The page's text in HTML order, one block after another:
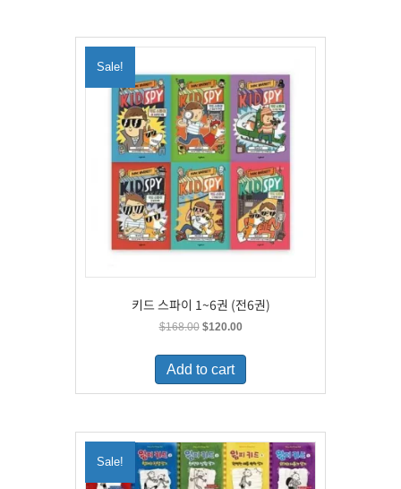
Sale!
키드 스파이 1~6권 (전6권)
$168.00 Original
was:
$168.00.
$120.00Current
is:
Add to cart
Sale!